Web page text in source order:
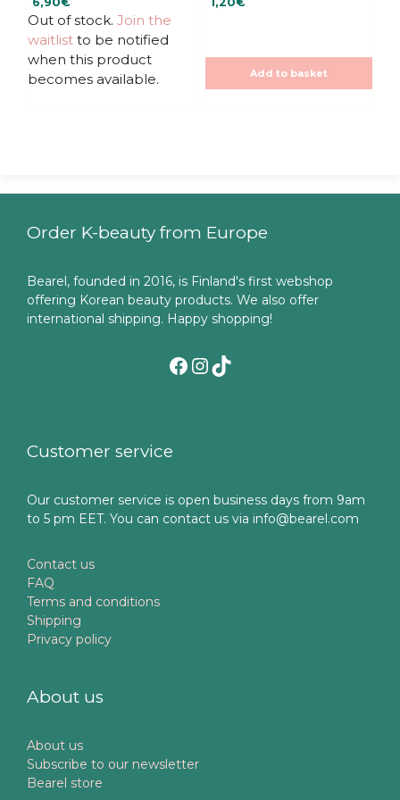
o
u
t
o
5
Out of stock. Join the
waitlist to be notified
when this product
becomes available.
5
Add to basket
Order K-beauty from Europe
Bearel, founded in 2016, is Finland's first webshop
offering Korean beauty products. We also offer
international shipping. Happy shopping!
Facebook
Instagram
TikTok
Customer service
Our customer service is open business days from 9am
to 5 pm EET. You can contact us via info@bearel.com
Contact us
FAQ
Terms and conditions
Shipping
Privacy policy
About us
About us
Subscribe to our newsletter
Bearel store